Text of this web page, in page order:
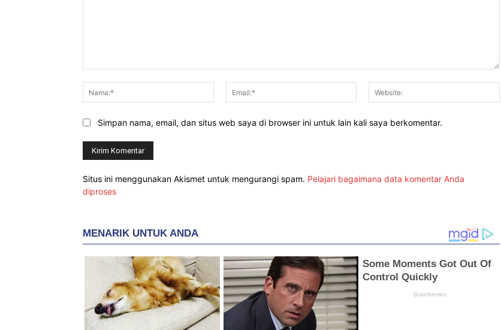
Nama:*
Email:*
Simpan nama, email, dan situs web saya di browser ini untuk lain kali saya berkomentar.
Situs ini menggunakan Akismet untuk mengurangi spam. Pelajari bagaimana data komentar Anda
diproses